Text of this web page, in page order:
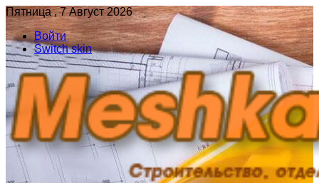
Пятница , 7 Август 2026
Войти
Switch skin